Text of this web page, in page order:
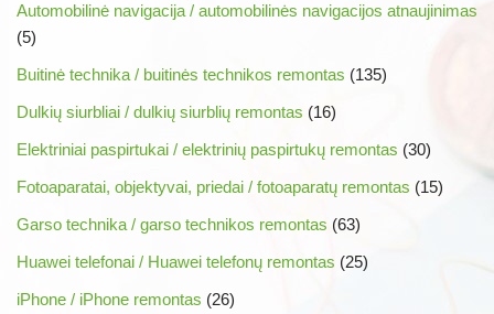
Automobilinė navigacija / automobilinės navigacijos atnaujinimas
(5)
Buitinė technika / buitinės technikos remontas (135)
Dulkių siurbliai / dulkių siurblių remontas (16)
Elektriniai paspirtukai / elektrinių paspirtukų remontas (30)
Fotoaparatai, objektyvai, priedai / fotoaparatų remontas (15)
Garso technika / garso technikos remontas (63)
Huawei telefonai / Huawei telefonų remontas (25)
iPhone / iPhone remontas (26)